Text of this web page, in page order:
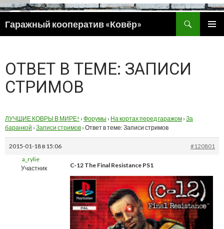
Гаражный кооператив «Ковёр»
ПЕРЕЙТИ
ОТВЕТ В ТЕМЕ: ЗАПИСИ
СТРИМОВ
ЛУЧШИЕ КОВРЫ В МИРЕ! › Форумы › На кортах перед гаражом › За
баранкой › Записи стримов › Ответ в теме: Записи стримов
2015-01-18 в 15:06
#120801
a_rylie
Участник
C-12 The Final Resistance PS1